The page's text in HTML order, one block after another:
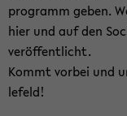
pro­gramm geben.
hier und auf den
ver­öf­fent­licht.
Kommt vor­bei und
le­feld!